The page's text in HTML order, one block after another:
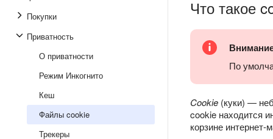
Покупки
Приватность
О приватности
Режим Инкогнито
Кеш
Файлы cookie
Трекеры
Что такое
По
Cookie (куки) —
cookie находится
корзине интернет-